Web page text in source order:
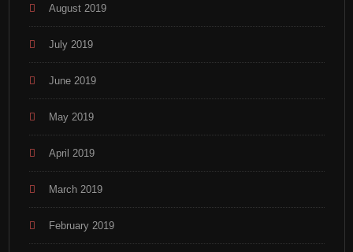
August 2019
July 2019
June 2019
May 2019
April 2019
March 2019
February 2019